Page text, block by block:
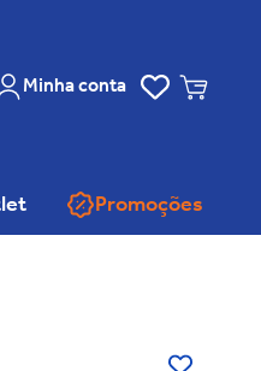
Minha conta
Promoções